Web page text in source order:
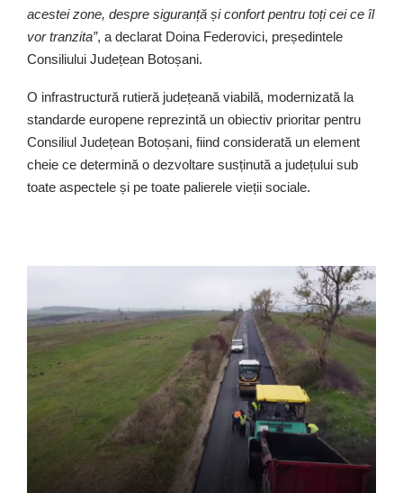
acestei zone, despre siguranță și confort pentru toți cei ce îl
vor tranzita”, a declarat Doina Federovici, președintele
Consiliului Județean Botoșani.
O infrastructură rutieră județeană viabilă, modernizată la
standarde europene reprezintă un obiectiv prioritar pentru
Consiliul Județean Botoșani, fiind considerată un element
cheie ce determină o dezvoltare susținută a județului sub
toate aspectele și pe toate palierele vieții sociale.